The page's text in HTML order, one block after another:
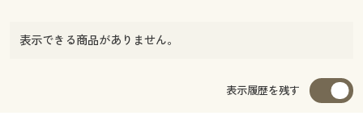
カラー・サイズを選択しカートに入れる
表示できる商品がありません。
表示履歴を残す